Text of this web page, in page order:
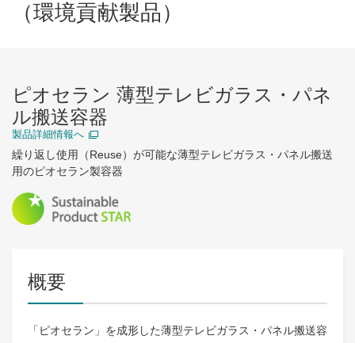
（環境貢献製品）
ピオセラン 薄型テレビガラス・パネ
ル搬送容器
製品詳細情報へ
繰り返し使用（Reuse）が可能な薄型テレビガラス・パネル搬送
用のピオセラン製容器
概要
「ピオセラン」を成形した薄型テレビガラス・パネル搬送容